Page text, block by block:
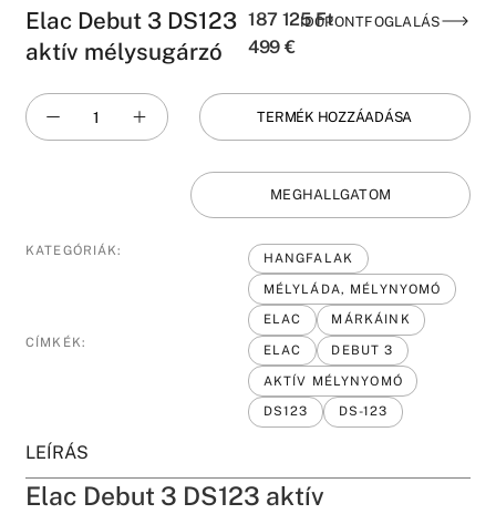
IDŐPONTFOGLALÁS
Elac Debut 3 DS123
aktív mélysugárzó
187 125Ft
499 €
TERMÉK HOZZÁADÁSA
MEGHALLGATOM
KATEGÓRIÁK:
HANGFALAK
MÉLYLÁDA, MÉLYNYOMÓ
ELAC
MÁRKÁINK
CÍMKÉK:
ELAC
DEBUT 3
AKTÍV MÉLYNYOMÓ
DS123
DS-123
LEÍRÁS
Elac Debut 3 DS123 aktív